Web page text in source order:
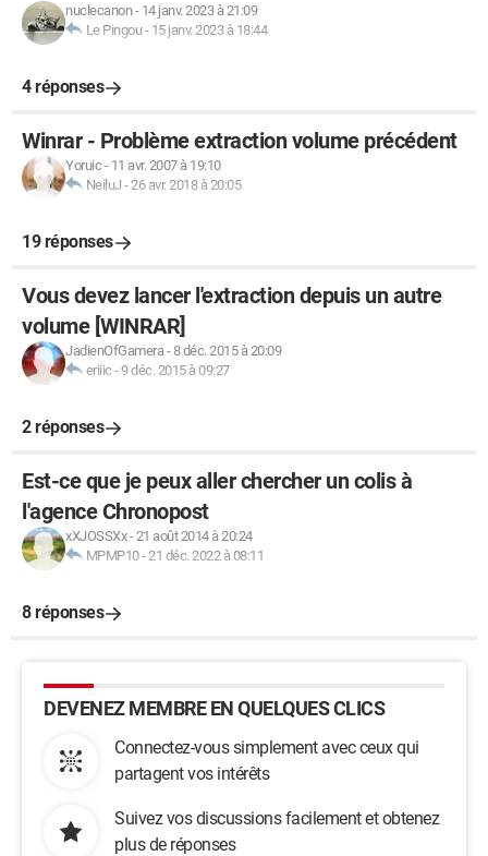
nuclecanon- 14 janv. 2023 à 21:09
Le Pingou- 15 janv. 2023 à 18:44
4 réponses
Winrar - Problème extraction volume précédent
Yoruic - 11 avr. 2007 à 19:10
NeiluJ -26 avr. 2018 à 20:05
19 réponses
Vous devez lancer l'extraction depuis un autre
volume [WINRAR]
JadienOfGamera-8 déc. 2015 à 20:09
eriiic -9 déc. 2015 à 09:27
2 réponses
Est-ce que je peux aller chercher un colis à
l'agence Chronopost
xXJOSSXx-21 août 2014 à 20:24
MPMP10-21 déc. 2022 à 08:11
8 réponses
DEVENEZ MEMBRE EN QUELQUES CLICS
Connectez-vous simplement avec ceux qui
partagent vos intérêts
Suivez vos discussions facilement et obtenez
plus de réponses